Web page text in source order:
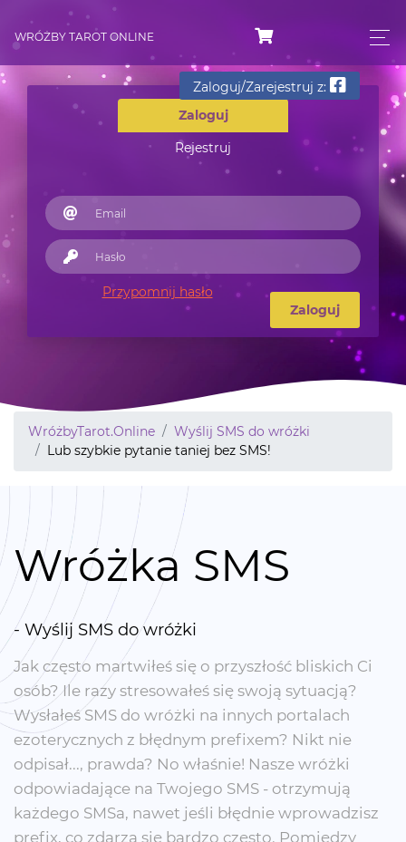
WRÓŻBY TAROT ONLINE
Zaloguj
Rejestruj
Zaloguj/Zarejestruj z:
Przypomnij hasło
Zaloguj
WróżbyTarot.Online
Wyślij SMS do wróżki
Lub szybkie pytanie taniej bez SMS!
Wróżka SMS
- Wyślij SMS do wróżki
Jak często martwiłeś się o przyszłość bliskich Ci
osób? Ile razy stresowałeś się swoją sytuacją?
Wysłałeś SMS do wróżki na innych portalach
ezoterycznych z błędnym prefixem? Nikt nie
odpisał..., prawda? No właśnie! Nasze wróżki
odpowiadające na Twojego SMS - otrzymują
każdego SMSa, nawet jeśli błędnie wprowadzisz
prefix, co zdarza się bardzo często. Pomiędzy